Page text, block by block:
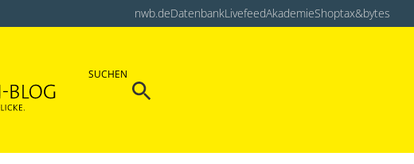
nwb.deDatenbankLivefeedAkademieShoptax&bytes
SUCHEN
Search